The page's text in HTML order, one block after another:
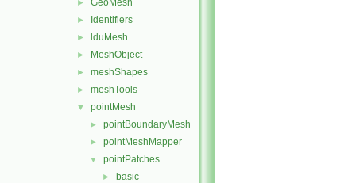
► GeoMesh
► Identifiers
► lduMesh
► MeshObject
► meshShapes
► meshTools
▼ pointMesh
► pointBoundaryMesh
► pointMeshMapper
▼ pointPatches
► basic